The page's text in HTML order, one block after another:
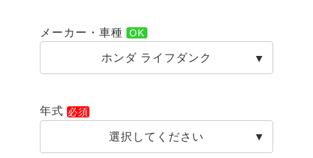
メーカー・車種
ホンダ ライフダンク
年式
選択してください